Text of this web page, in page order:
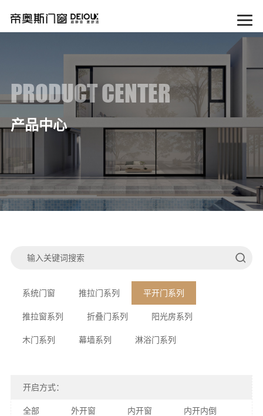
PRODUCT CENTER
产品中心
系统门窗 推拉门系列 平开门系列
推拉窗系列 折叠门系列 阳光房系列
木门系列 幕墙系列 淋浴门系列
开启方式：
全部 外开窗 内开窗 内开内倒